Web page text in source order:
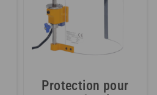
Protection pour